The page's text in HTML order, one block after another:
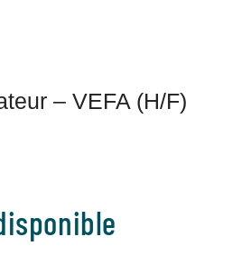
– VEFA (H/F)